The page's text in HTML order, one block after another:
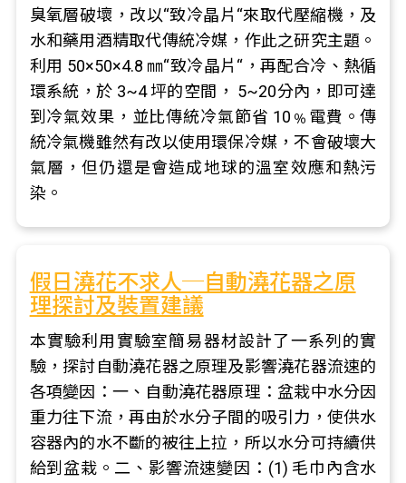
臭氧層破壞，改以“致冷晶片“來取代壓縮機，及
水和藥用酒精取代傳統冷媒，作此之研究主題。
利用 50×50×4.8 ㎜“致冷晶片“，再配合冷、熱循
環系統，於 3~4 坪的空間， 5~20分內，即可達
到冷氣效果，並比傳統冷氣節省 10﹪電費。傳
統冷氣機雖然有改以使用環保冷媒，不會破壞大
氣層，但仍還是會造成地球的溫室效應和熱污
染。
假日澆花不求人─自動澆花器之原
理探討及裝置建議
本實驗利用實驗室簡易器材設計了一系列的實
驗，探討自動澆花器之原理及影響澆花器流速的
各項變因：一、自動澆花器原理：盆栽中水分因
重力往下流，再由於水分子間的吸引力，使供水
容器內的水不斷的被往上拉，所以水分可持續供
給到盆栽。二、影響流速變因：(1) 毛巾內含水